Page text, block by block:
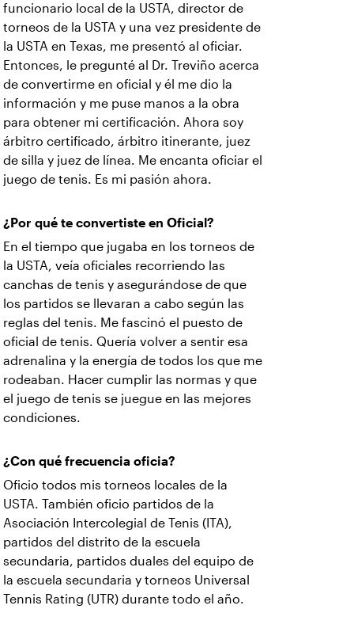
funcionario local de la USTA, director de
torneos de la USTA y una vez presidente de
la USTA en Texas, me presentó al oficiar.
Entonces, le pregunté al Dr. Treviño acerca
de convertirme en oficial y él me dio la
información y me puse manos a la obra
para obtener mi certificación. Ahora soy
árbitro certificado, árbitro itinerante, juez
de silla y juez de línea. Me encanta oficiar el
juego de tenis. Es mi pasión ahora.
¿Por qué te convertiste en Oficial?
En el tiempo que jugaba en los torneos de
la USTA, veía oficiales recorriendo las
canchas de tenis y asegurándose de que
los partidos se llevaran a cabo según las
reglas del tenis. Me fascinó el puesto de
oficial de tenis. Quería volver a sentir esa
adrenalina y la energía de todos los que me
rodeaban. Hacer cumplir las normas y que
el juego de tenis se juegue en las mejores
condiciones.
¿Con qué frecuencia oficia?
Oficio todos mis torneos locales de la
USTA. También oficio partidos de la
Asociación Intercolegial de Tenis (ITA),
partidos del distrito de la escuela
secundaria, partidos duales del equipo de
la escuela secundaria y torneos Universal
Tennis Rating (UTR) durante todo el año.